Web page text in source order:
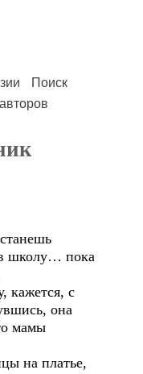
Поиск
школу… пока
кажется, с
она
мамы
на платье,